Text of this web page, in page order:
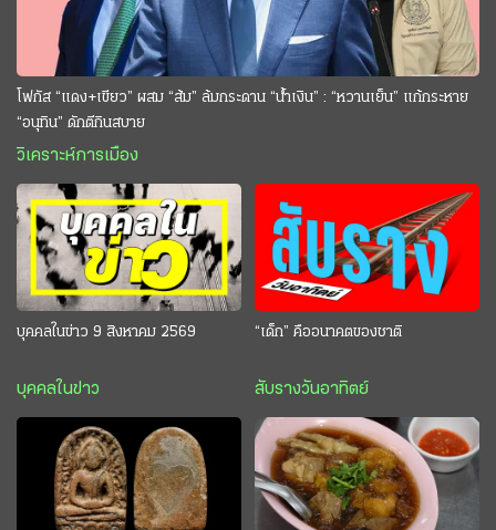
โฟกัส “แดง+เขียว” ผสม “ส้ม” ล้มกระดาน “นํ้าเงิน” : “หวานเย็น” แก้กระหาย
“อนุทิน” ดักตีกินสบาย
วิเคราะห์การเมือง
บุคคลในข่าว 9 สิงหาคม 2569
บุคคลในข่าว
“เด็ก” คืออนาคตของชาติ
สับรางวันอาทิตย์